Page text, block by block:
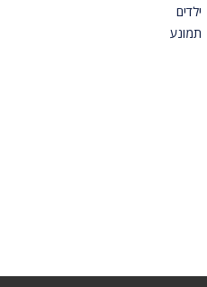
ילדים
תמונע
https://